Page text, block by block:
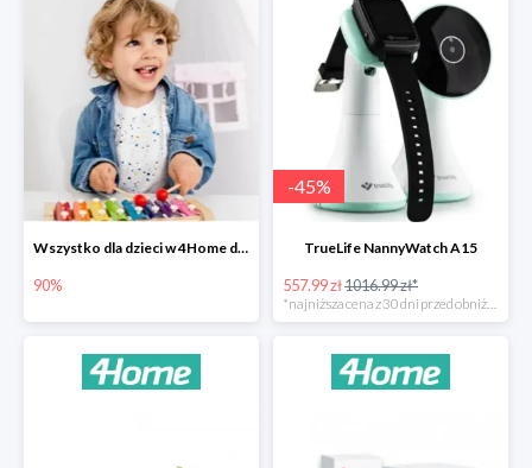
Wszystko dla dzieci w 4Home do -90%
90%
-45%
TrueLife NannyWatch A15
557.99 zł1016.99 zł*